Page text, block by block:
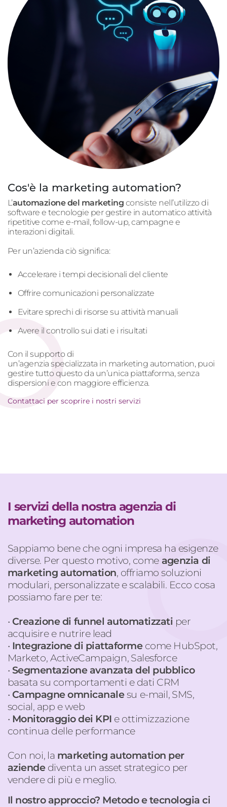
Cos'è la marketing automation?
L’automazione del marketing consiste nell’utilizzo di
software e tecnologie per gestire in automatico attività
ripetitive come e-mail, follow-up, campagne e
interazioni digitali.
Per un’azienda ciò significa:
Accelerare i tempi decisionali del cliente
Offrire comunicazioni personalizzate
Evitare sprechi di risorse su attività manuali
Avere il controllo sui dati e i risultati
Con il supporto di
un’agenzia specializzata in marketing automation, puoi
gestire tutto questo da un’unica piattaforma, senza
dispersioni e con maggiore efficienza.
Contattaci per scoprire i nostri servizi
I servizi della nostra agenzia di
marketing automation
Sappiamo bene che ogni impresa ha esigenze
diverse. Per questo motivo, come agenzia di
marketing automation, offriamo soluzioni
modulari, personalizzate e scalabili. Ecco cosa
possiamo fare per te:
• Creazione di funnel automatizzati per
acquisire e nutrire lead
• Integrazione di piattaformecome HubSpot,
Marketo, ActiveCampaign, Salesforce
• Segmentazione avanzata del pubblico
basata su comportamenti e dati CRM
• Campagne omnicanalesu e-mail, SMS,
social, app e web
• Monitoraggio dei KPI e ottimizzazione
continua delle performance
Con noi, la marketing automation per
aziende diventa un asset strategico per
vendere di più e meglio.
Il nostro approccio? Metodo e tecnologia ci